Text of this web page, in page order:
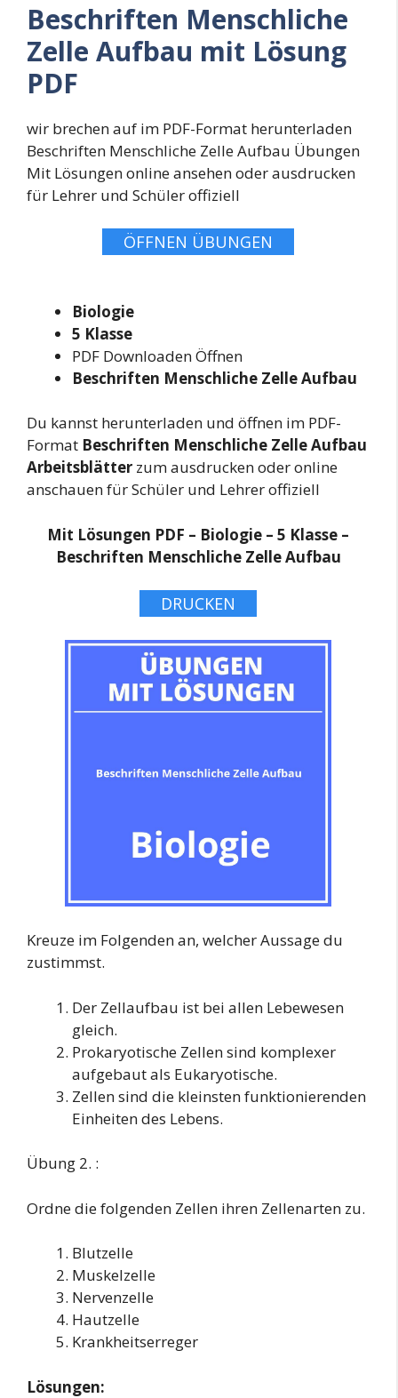
Beschriften Menschliche
Zelle Aufbau mit Lösung
PDF
wir brechen auf im PDF-Format herunterladen
Beschriften Menschliche Zelle Aufbau Übungen
Mit Lösungen online ansehen oder ausdrucken
für Lehrer und Schüler offiziell
ÖFFNEN ÜBUNGEN
Biologie
5 Klasse
PDF Downloaden Öffnen
Beschriften Menschliche Zelle Aufbau
Du kannst herunterladen und öffnen im PDF-
Format Beschriften Menschliche Zelle Aufbau
Arbeitsblätter zum ausdrucken oder online
anschauen für Schüler und Lehrer offiziell
Mit Lösungen PDF – Biologie – 5 Klasse –
Beschriften Menschliche Zelle Aufbau
DRUCKEN
Kreuze im Folgenden an, welcher Aussage du
zustimmst.
Der Zellaufbau ist bei allen Lebewesen
gleich.
Prokaryotische Zellen sind komplexer
aufgebaut als Eukaryotische.
Zellen sind die kleinsten funktionierenden
Einheiten des Lebens.
Übung 2. :
Ordne die folgenden Zellen ihren Zellenarten zu.
Blutzelle
Muskelzelle
Nervenzelle
Hautzelle
Krankheitserreger
Lösungen: